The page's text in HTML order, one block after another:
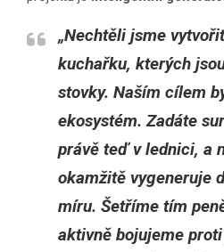
„Nechtěli jsme
kuchařku, kterých
stovky. Naším cílem
ekosystém. Zadáte
právě teď v lednici, a
okamžitě vygeneruje
míru. Šetříme tím
aktivně bojujeme